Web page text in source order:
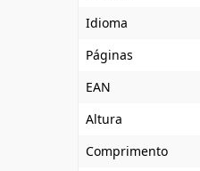
Idioma
Páginas
EAN
Altura
Comprimento